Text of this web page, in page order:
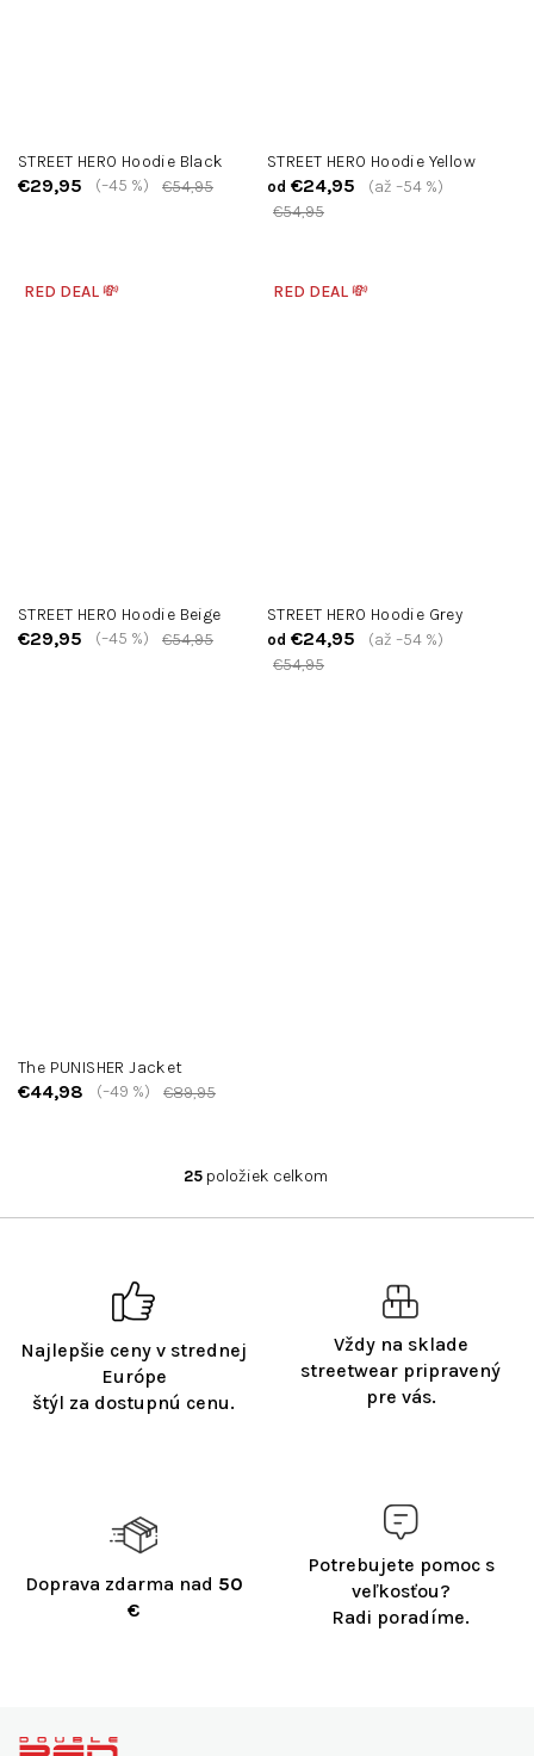
STREET HERO Hoodie Black
€29,95 €54,95
(–45 %)
STREET HERO Hoodie Yellow
od €24,95
€54,95
(až –54 %)
RED DEAL 💸
STREET HERO Hoodie Beige
€29,95 €54,95
(–45 %)
RED DEAL 💸
STREET HERO Hoodie Grey
od €24,95
€54,95
(až –54 %)
The PUNISHER Jacket
€44,98 €89,95
(–49 %)
O
25položiek celkom
Najlepšie ceny v strednej
Európe
štýl za dostupnú cenu.
Vždy na sklade
streetwear pripravený
pre vás.
Doprava zdarma nad 50
€
Potrebujete pomoc s
veľkosťou?
Radi poradíme.